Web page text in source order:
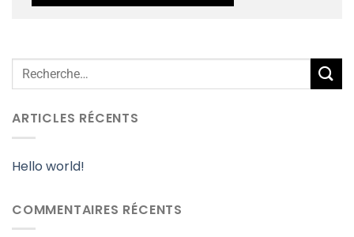
ARTICLES RÉCENTS
Hello world!
COMMENTAIRES RÉCENTS